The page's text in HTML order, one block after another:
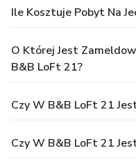
Ile Kosztuje Pobyt Na
O Której Jest
B&B LoFt 21?
Czy W B&B LoFt 21
Czy W B&B LoFt 21